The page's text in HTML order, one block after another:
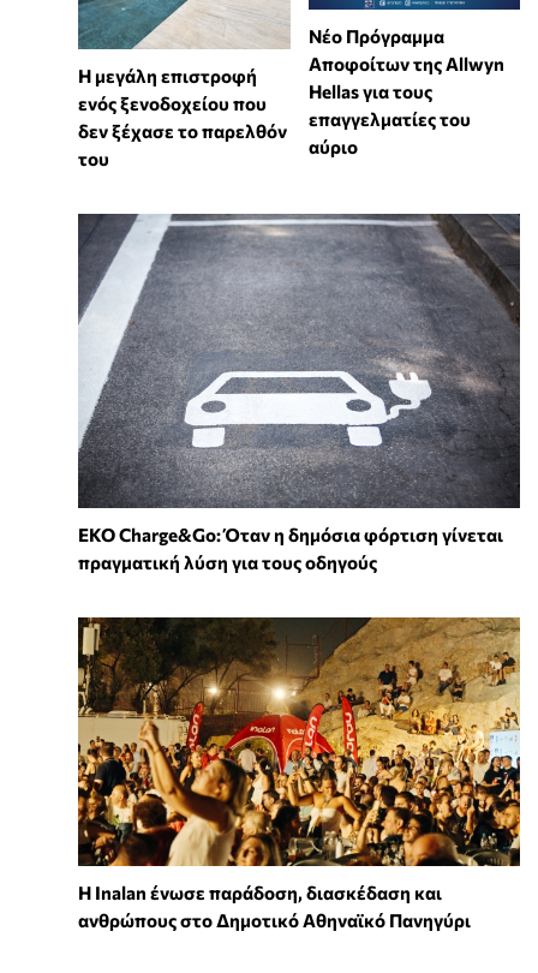
Η μεγάλη επιστροφή
ενός ξενοδοχείου που
δεν ξέχασε το παρελθόν
του
Νέο Πρόγραμμα
Αποφοίτων της Allwyn
Hellas για τους
επαγγελματίες του
αύριο
EKO Charge&Go: Όταν η δημόσια φόρτιση γίνεται
πραγματική λύση για τους οδηγούς
Η Inalan ένωσε παράδοση, διασκέδαση και
ανθρώπους στο Δημοτικό Αθηναϊκό Πανηγύρι